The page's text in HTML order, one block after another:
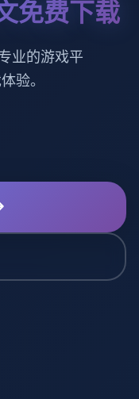
免费下载
业的游戏平
验。